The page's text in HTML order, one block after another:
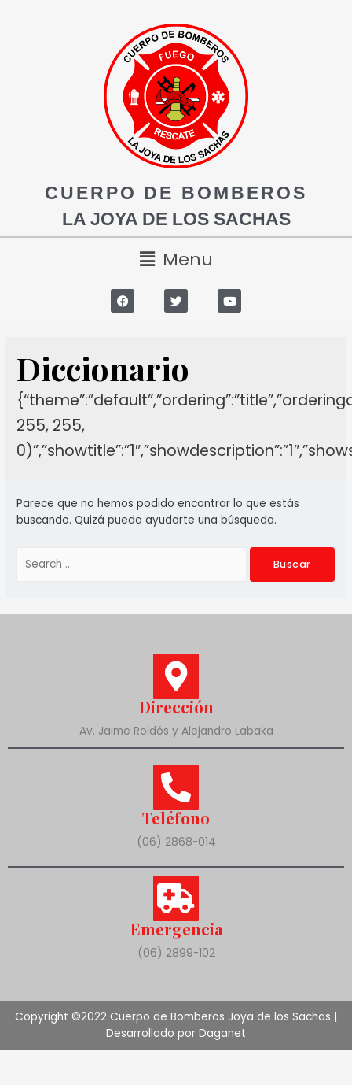
CUERPO DE BOMBEROS
LA JOYA DE LOS SACHAS
Menu
Diccionario
255, 255,
Parece que no hemos podido encontrar lo que estás
buscando. Quizá pueda ayudarte una búsqueda.
Dirección
Av. Jaime Roldós y Alejandro Labaka
Teléfono
(06) 2868-014
Emergencia
(06) 2899-102
Copyright ©2022 Cuerpo de Bomberos Joya de los Sachas |
Desarrollado por Daganet